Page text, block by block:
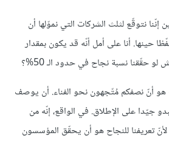
إنّنا نتوقّع لثلث الشركات التي نموّلها أن
حينها. أنا على أمل أنّه قد يكون بمقدار
حقّقنا نسبة نجاح في حدود الـ 50%؟
أنّ نصفكم مُتّجهون نحو الفناء. أن يوصف
جيّدا على الإطلاق. في الواقع، إنّه من
تعريفنا للنجاح هو أن يحقّق المؤسسون